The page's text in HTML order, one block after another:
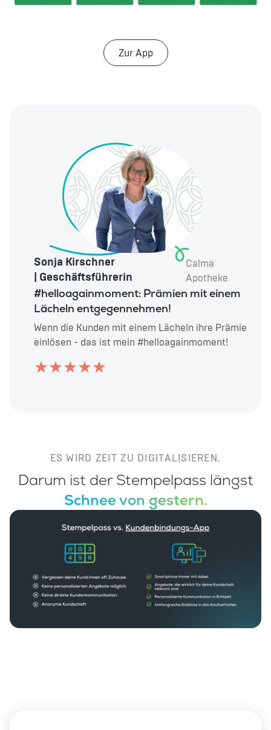
Zur App
Sonja Kirschner
| Geschäftsführerin
Calma
Apotheke
#helloagainmoment: Prämien mit einem
Lächeln entgegennehmen!
Wenn die Kunden mit einem Lächeln ihre Prämie
einlösen - das ist mein #helloagainmoment!
ES WIRD ZEIT ZU DIGITALISIEREN.
Darum ist der Stempelpass längst
Schnee von gestern.